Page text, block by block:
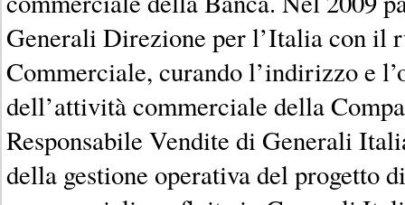
Generali Direzione per l’Italia con il
Commerciale, curando l’indirizzo e
dell’attività commerciale della
Responsabile Vendite di Generali
della gestione operativa del progetto